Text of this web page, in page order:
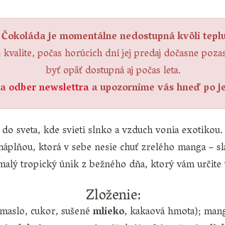
Čokoláda je momentálne nedostupná kvôli
počas horúcich dní jej predaj dočasne
byť opäť dostupná aj počas leta.
odber newslettraa upozorníme vás hneď po
sveta, kde svieti slnko a vzduch vonia
ktorá v sebe nesie chuť zrelého manga –
tropický únik z bežného dňa, ktorý vám
Zloženie:
cukor, sušenémlieko, kakaová hmota);